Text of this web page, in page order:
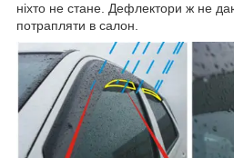
ніхто не стане. Дефлектори ж не
потрапляти в салон.